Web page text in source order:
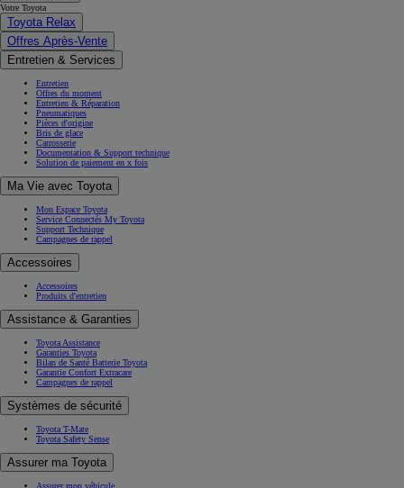
Votre Toyota
Toyota Relax
Offres Après-Vente
Entretien & Services
Entretien
Offres du moment
Entretien & Réparation
Pneumatiques
Pièces d'origine
Bris de glace
Carrosserie
Documentation & Support technique
Solution de paiement en x fois
Ma Vie avec Toyota
Mon Espace Toyota
Service Connectés My Toyota
Support Technique
Campagnes de rappel
Accessoires
Accessoires
Produits d'entretien
Assistance & Garanties
Toyota Assistance
Garanties Toyota
Bilan de Santé Batterie Toyota
Garantie Confort Extracare
Campagnes de rappel
Systèmes de sécurité
Toyota T-Mate
Toyota Safety Sense
Assurer ma Toyota
Assurer mon véhicule